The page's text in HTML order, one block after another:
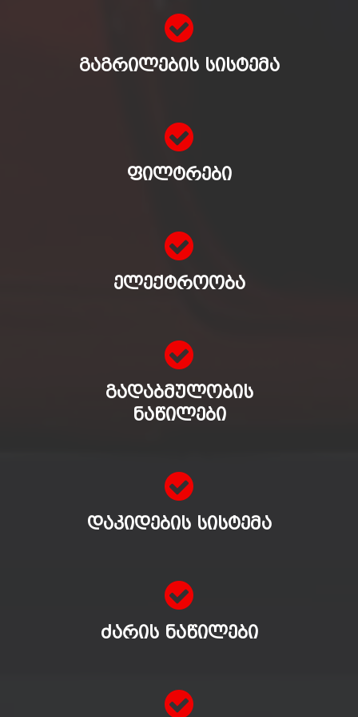
ᲒᲐᲒᲠᲘᲚᲔᲑᲘᲡ ᲡᲘᲡᲢᲔᲛᲐ
ᲤᲘᲚᲢᲠᲔᲑᲘ
ᲔᲚᲔᲥᲢᲠᲝᲝᲑᲐ
ᲒᲐᲓᲐᲑᲛᲣᲚᲝᲑᲘᲡ
ᲜᲐᲬᲘᲚᲔᲑᲘ
ᲓᲐᲙᲘᲓᲔᲑᲘᲡ ᲡᲘᲡᲢᲔᲛᲐ
ᲫᲐᲠᲘᲡ ᲜᲐᲬᲘᲚᲔᲑᲘ